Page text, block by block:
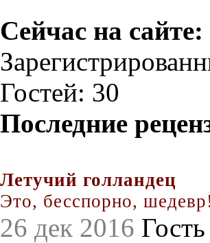
Сейчас на сайте:
Гостей: 30
Последние
Летучий голландец
Это, бесспорно,
26 дек 2016 Гость